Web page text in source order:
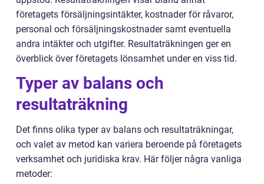
företagets försäljningsintäkter, kostnader för råvaror,
personal och försäljningskostnader samt eventuella
andra intäkter och utgifter. Resultaträkningen ger en
överblick över företagets lönsamhet under en viss tid.
Typer av balans och
resultaträkning
Det finns olika typer av balans och resultaträkningar,
och valet av metod kan variera beroende på företagets
verksamhet och juridiska krav. Här följer några vanliga
metoder: